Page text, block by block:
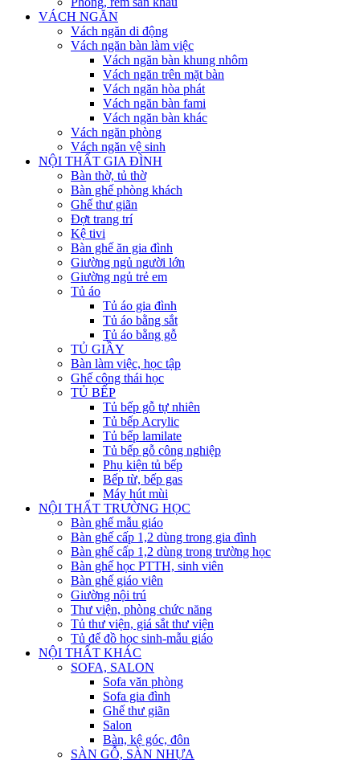
VÁCH NGĂN
Vách ngăn di động
Vách ngăn bàn làm việc
Vách ngăn bàn khung nhôm
Vách ngăn trên mặt bàn
Vách ngăn hòa phát
Vách ngăn bàn fami
Vách ngăn bàn khác
Vách ngăn phòng
Vách ngăn vệ sinh
NỘI THẤT GIA ĐÌNH
Bàn thờ, tủ thờ
Bàn ghế phòng khách
Ghế thư giãn
Đợt trang trí
Kệ tivi
Bàn ghế ăn gia đình
Giường ngủ người lớn
Giường ngủ trẻ em
Tủ áo
Tủ áo gia đình
Tủ áo bằng sắt
Tủ áo bằng gỗ
TỦ GIẦY
Bàn làm việc, học tập
Ghế công thái học
TỦ BẾP
Tủ bếp gỗ tự nhiên
Tủ bếp Acrylic
Tủ bếp lamilate
Tủ bếp gỗ công nghiệp
Phụ kiện tủ bếp
Bếp từ, bếp gas
Máy hút mùi
NỘI THẤT TRƯỜNG HỌC
Bàn ghế mẫu giáo
Bàn ghế cấp 1,2 dùng trong gia đình
Bàn ghế cấp 1,2 dùng trong trường học
Bàn ghế học PTTH, sinh viên
Bàn ghế giáo viên
Giường nội trú
Thư viện, phòng chức năng
Tủ thư viện, giá sắt thư viện
Tủ để đồ học sinh-mẫu giáo
NỘI THẤT KHÁC
SOFA, SALON
Sofa văn phòng
Sofa gia đình
Ghế thư giãn
Salon
Bàn, kệ góc, đôn
SÀN GỖ, SÀN NHỰA